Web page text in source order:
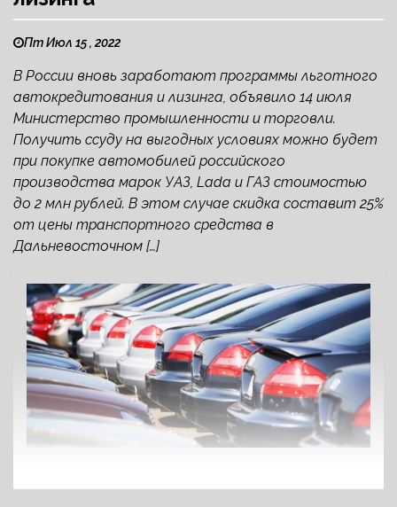
Пт Июл 15 , 2022
В России вновь заработают программы льготного
автокредитования и лизинга, объявило 14 июля
Министерство промышленности и торговли.
Получить ссуду на выгодных условиях можно будет
при покупке автомобилей российского
производства марок УАЗ, Lada и ГАЗ стоимостью
до 2 млн рублей. В этом случае скидка составит 25%
от цены транспортного средства в
Дальневосточном […]